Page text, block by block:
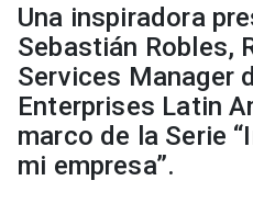
Una inspiradora
Sebastián Robles,
Services Manager
Enterprises Latin
marco de la Serie
mi empresa”.